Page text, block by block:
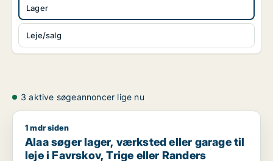
Lager
Leje/salg
3 aktive søgeannoncer lige nu
Alaa søger lager, værksted eller garage til leje i Favrskov,
1 mdr siden
Alaa søger lager, værksted eller garage til
leje i Favrskov, Trige eller Randers